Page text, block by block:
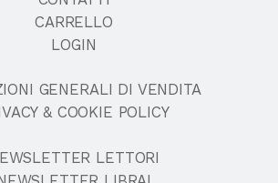
CARRELLO
LOGIN
GENERALI DI VENDITA
& COOKIE POLICY
LETTORI